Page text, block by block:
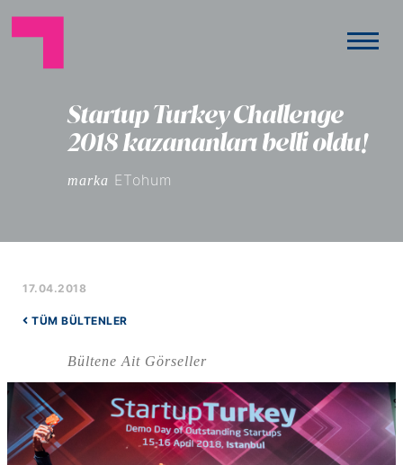
Startup Turkey Challenge
2018 kazananları belli oldu!
marka ETohum
17.04.2018
TÜM BÜLTENLER
Bültene Ait Görseller